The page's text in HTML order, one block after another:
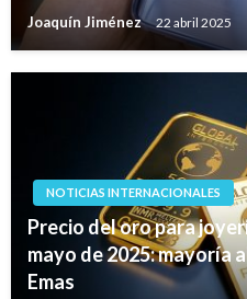
Joaquín Jiménez 22 abril 2025
NOTICIAS INTERNACIONALES
Precio del oro para
mayo de 2025: mayoría
Emas